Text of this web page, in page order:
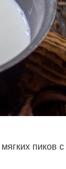
пиков с